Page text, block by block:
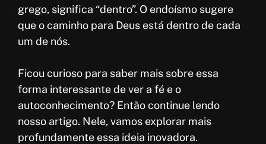
k
p
p
r
e
t
e
grego, significa “dentro”. O endoísmo sugere
que o caminho para Deus está dentro de cada
um de nós.
Ficou curioso para saber mais sobre essa
forma interessante de ver a fé e o
autoconhecimento? Então continue lendo
nosso artigo. Nele, vamos explorar mais
profundamente essa ideia inovadora.